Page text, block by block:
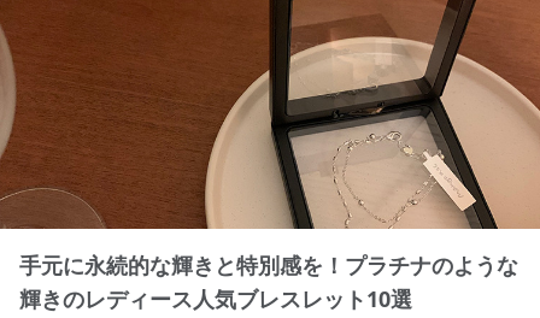
手元に永続的な輝きと特別感を！プラチナのような
輝きのレディース人気ブレスレット10選